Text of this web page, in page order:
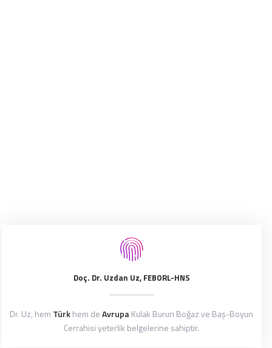
Doç. Dr. Uzdan Uz, FEBORL-HNS
Dr. Uz, hem Türkhem deAvrupaKulak Burun Boğaz ve Baş-Boyun
Cerrahisi yeterlik belgelerine sahiptir.